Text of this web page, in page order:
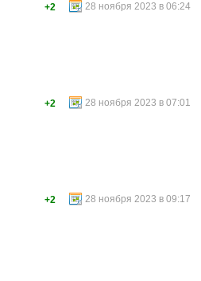
28 ноября 2023 в 06:24
+2
28 ноября 2023 в 07:01
+2
28 ноября 2023 в 09:17
+2